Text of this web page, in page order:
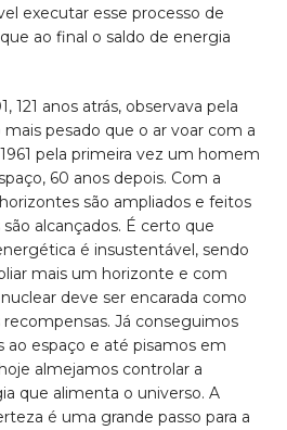
executar esse processo de
ao final o saldo de energia
121 anos atrás, observava pela
pesado que o ar voar com a
pela primeira vez um homem
60 anos depois. Com a
são ampliados e feitos
alcançados. É certo que
é insustentável, sendo
mais um horizonte e com
deve ser encarada como
Já conseguimos
ao espaço e até pisamos em
almejamos controlar a
que alimenta o universo. A
é uma grande passo para a